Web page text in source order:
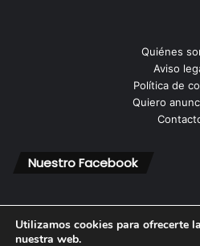
Quiénes
Aviso
Política de
Quiero
Nuestro Facebook
Utilizamos cookies para ofrecerte
nuestra web.